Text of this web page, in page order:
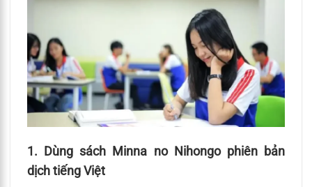
1. Dùng sách Minna no Nihongo phiên bản
dịch tiếng Việt